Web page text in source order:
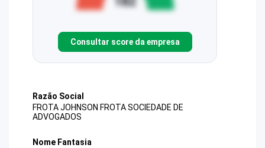
Consultar score da empresa
Razão Social
FROTA JOHNSON FROTA SOCIEDADE DE
ADVOGADOS
Nome Fantasia